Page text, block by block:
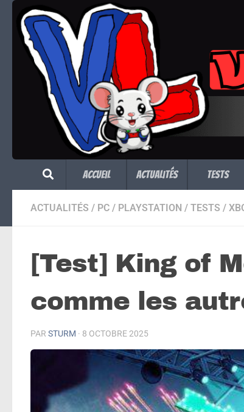
Skip to content
Accueil Actualités Tests
ACTUALITÉS / PC / PLAYSTATION / TESTS /
[Test] King of
comme les
PAR STURM · 8 OCTOBRE 2025